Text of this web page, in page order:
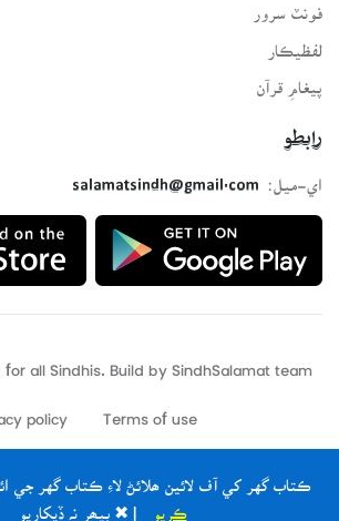
ڪتاب گهر کي آف لائين ھلائڻ لاءِ ڪتاب گهر جي
| ✖ ٻيھر نہ ڏيکاريو
فونٽ سرور
لفظيڪار
پيغامِ قرآن
رابطو
اي-ميل:
salamatsindh@gmail.com
all Sindhis. Build by SindhSalamat
Terms of use
policy